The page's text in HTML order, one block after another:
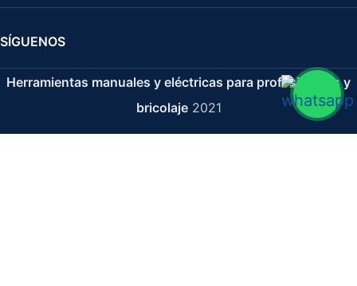
SÍGUENOS
Herramientas manuales y eléctricas para profesionales y
bricolaje 2021